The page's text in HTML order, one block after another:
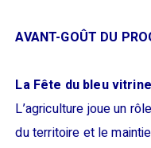
AVANT-GOÛT DU
La Fête du bleu
L’agriculture joue un
du territoire et le